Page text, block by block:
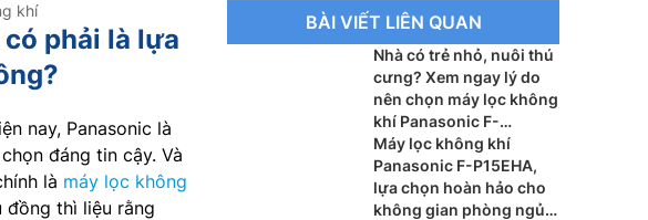
khí
phải là lựa
nay, Panasonic là
đáng tin cậy. Và
là máy lọc không
đồng thì liệu rằng
BÀI VIẾT LIÊN QUAN
Nhà có trẻ nhỏ, nuôi thú
cưng? Xem ngay lý do
nên chọn máy lọc không
khí Panasonic F-
PXT50A
Máy lọc không khí
Panasonic F-P15EHA,
lựa chọn hoàn hảo cho
không gian phòng ngủ